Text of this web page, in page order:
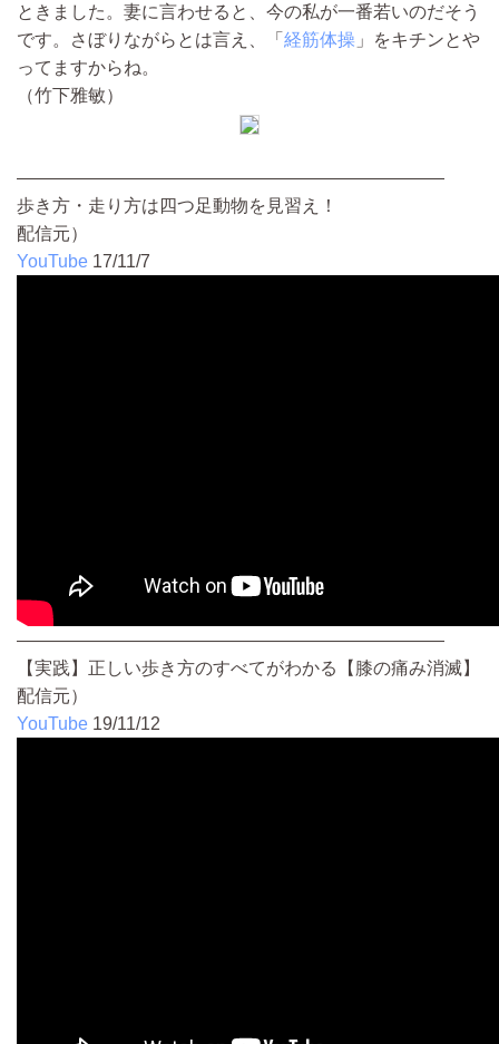
ときました。妻に言わせると、今の私が一番若いのだそう
です。さぼりながらとは言え、「 経筋体操 」をキチンとや
ってますからね。
（竹下雅敏）
————————————————————————
歩き方・走り方は四つ足動物を見習え！
配信元）
YouTube 17/11/7
————————————————————————
【実践】正しい歩き方のすべてがわかる【膝の痛み消滅】
配信元）
YouTube 19/11/12